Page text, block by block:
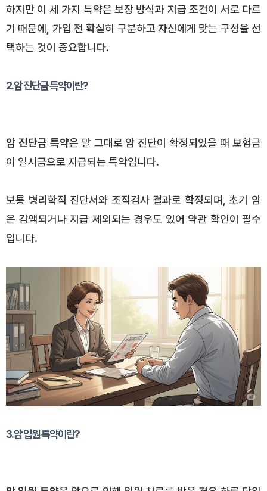
하지만 이 세 가지 특약은 보장 방식과 지급 조건이 서로 다르
기 때문에, 가입 전 확실히 구분하고 자신에게 맞는 구성을 선
택하는 것이 중요합니다.
2. 암 진단금 특약이란?
암 진단금 특약은 말 그대로 암 진단이 확정되었을 때 보험금
이 일시금으로 지급되는 특약입니다.
보통 병리학적 진단서와 조직검사 결과로 확정되며, 초기 암
은 감액되거나 지급 제외되는 경우도 있어 약관 확인이 필수
입니다.
3. 암 입원 특약이란?